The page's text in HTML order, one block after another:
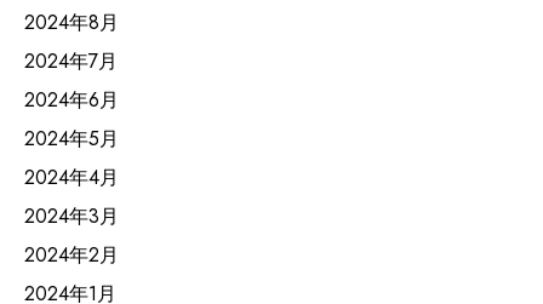
2024年8月
2024年7月
2024年6月
2024年5月
2024年4月
2024年3月
2024年2月
2024年1月